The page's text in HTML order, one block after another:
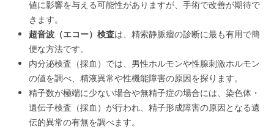
値に影響を与える可能性がありますが、手術で改善が期待で
きます。
超音波（エコー）検査は、精索静脈瘤の診断に最も有用で簡
便な方法です。
内分泌検査（採血）では、男性ホルモンや性腺刺激ホルモン
の値を調べ、精液異常や性機能障害の原因を探ります。
精子数が極端に少ない場合や無精子症の場合には、染色体・
遺伝子検査（採血）が行われ、精子形成障害の原因となる遺
伝的異常の有無を調べます。